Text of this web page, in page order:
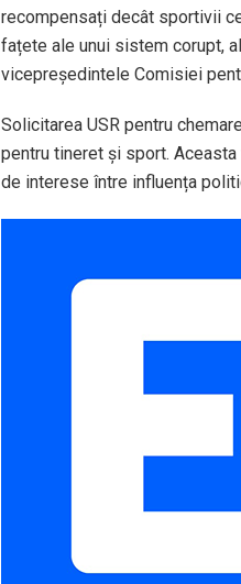
recompensați decât sportivii
fațete ale unui sistem corupt,
vicepreședintele Comisiei
Solicitarea USR pentru
pentru tineret și sport.
de interese între influența